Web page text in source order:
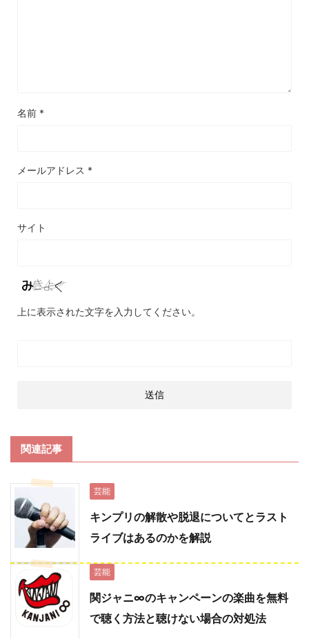
名前 *
メールアドレス *
サイト
上に表示された文字を入力してください。
関連記事
芸能
キンプリの解散や脱退についてとラスト
ライブはあるのかを解説
芸能
関ジャニ∞のキャンペーンの楽曲を無料
で聴く方法と聴けない場合の対処法